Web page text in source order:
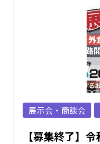
展示会・商談会
【募集終了】